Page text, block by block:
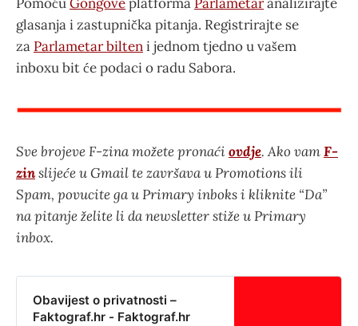
low as […]</p>
glasanja i zastupnička pitanja. Registrirajte se
za Parlametar bilteni jednom tjedno u vašem
inboxu bit će podaci o radu Sabora.
Sve brojeve F-zina možete pronaći ovdje. Ako vamF-
zinslijeće u Gmail te završava u Promotions ili
Spam, povucite ga u Primary inboks i kliknite “Da”
na pitanje želite li da newsletter stiže u Primary
inbox.
Obavijest o privatnosti –
Faktograf.hr - Faktograf.hr